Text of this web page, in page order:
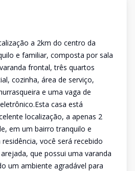
a 2km do centro da
e familiar, composta por sala
frontal, três quartos
cozinha, área de serviço,
e uma vaga de
casa está
localização, a apenas 2
em um bairro tranquilo e
você será recebido
que possui uma varanda
um ambiente agradável para